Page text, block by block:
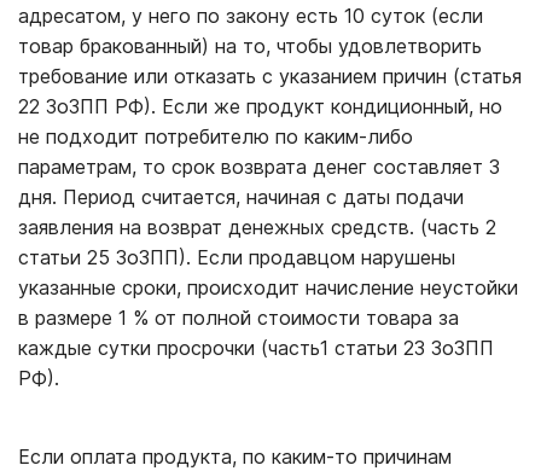
адресатом, у него по закону есть 10 суток (если
товар бракованный) на то, чтобы удовлетворить
требование или отказать с указанием причин (статья
22 ЗоЗПП РФ). Если же продукт кондиционный, но
не подходит потребителю по каким-либо
параметрам, то срок возврата денег составляет 3
дня. Период считается, начиная с даты подачи
заявления на возврат денежных средств. (часть 2
статьи 25 ЗоЗПП). Если продавцом нарушены
указанные сроки, происходит начисление неустойки
в размере 1 % от полной стоимости товара за
каждые сутки просрочки (часть1 статьи 23 ЗоЗПП
РФ).
Если оплата продукта, по каким-то причинам